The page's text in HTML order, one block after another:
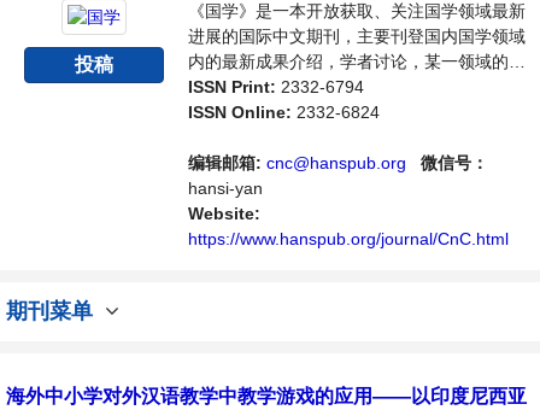
投稿
《国学》是一本开放获取、关注国学领域最新
进展的国际中文期刊，主要刊登国内国学领域
内的最新成果介绍，学者讨论，某一领域的研
究进展和专业评论等多方面的内容，旨在给世
界范围内的科学家、学者、科研人员提供一个
发展的交流平台。
ISSN Print: 2332-6794
ISSN Online: 2332-6824
编辑邮箱: cnc@hanspub.org
微信号：
hansi-yan
Website:
https://www.hanspub.org/journal/CnC.html
期刊菜单
海外中小学对外汉语教学中教学游戏的应用——以印度尼西亚